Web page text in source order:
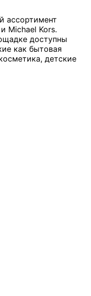
ассортимент
Michael Kors.
доступны
как бытовая
детские